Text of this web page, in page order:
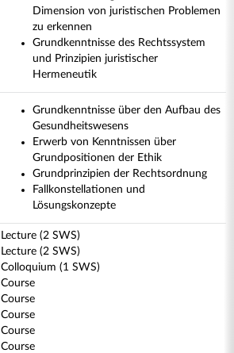
Dimension von juristischen Problemen
zu erkennen
Grundkenntnisse des Rechtssystem
und Prinzipien juristischer
Hermeneutik
Grundkenntnisse über den Aufbau des
Gesundheitswesens
Erwerb von Kenntnissen über
Grundpositionen der Ethik
Grundprinzipien der Rechtsordnung
Fallkonstellationen und
Lösungskonzepte
Lecture (2 SWS)
Lecture (2 SWS)
Colloquium (1 SWS)
Course
Course
Course
Course
Course